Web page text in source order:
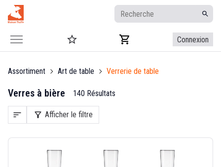
Connexion
Assortiment Art de table Verrerie de table
Verres à bière 140 Résultats
sort filter_alt Afficher le filtre